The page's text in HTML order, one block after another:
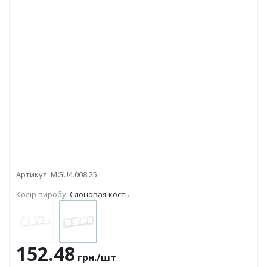
Артикул: MGU4.008.25
Колір виробу: Слоновая кость
152.48 грн./шт